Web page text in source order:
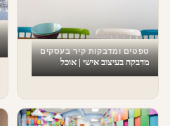
טפטים ומדבקות קיר בעסקים
מדבקה בעיצוב אישי | אוכל